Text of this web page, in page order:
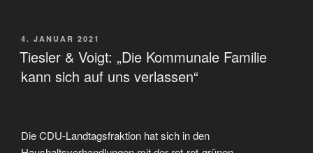
VERÖFFENTLICHT
AM
4. JANUAR 2021
Tiesler & Voigt: „Die Kommunale Familie
kann sich auf uns verlassen“
Die CDU-Landtagsfraktion hat sich in den